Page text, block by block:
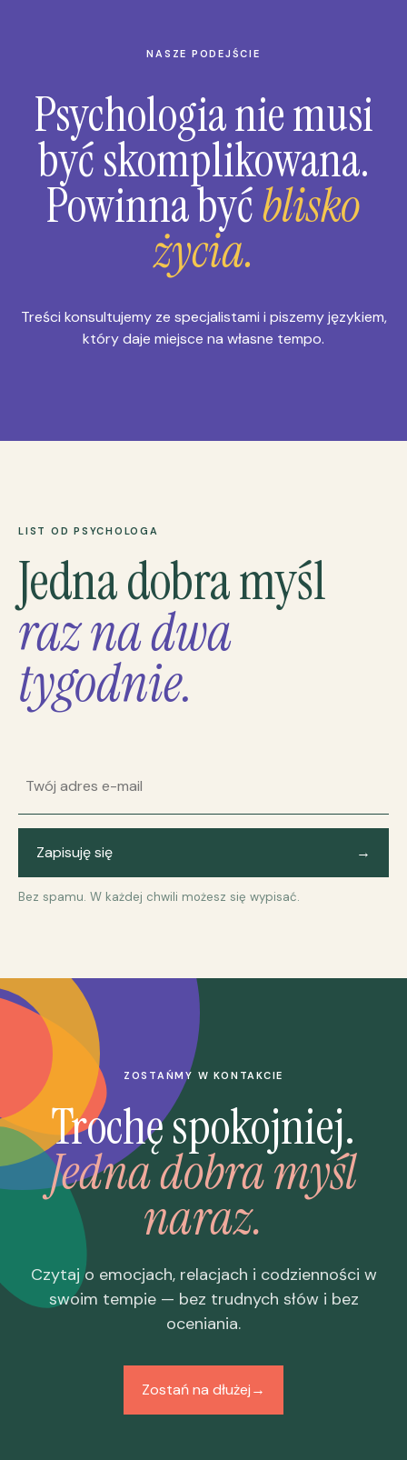
NASZE PODEJŚCIE
Psychologia nie musi
być skomplikowana.
Powinna byćblisko
życia.
Treści konsultujemy ze specjalistami i piszemy językiem,
który daje miejsce na własne tempo.
LIST OD PSYCHOLOGA
Jedna dobra myśl
raz na dwa
tygodnie.
Zapisuję się →
Bez spamu. W każdej chwili możesz się wypisać.
ZOSTAŃMY W KONTAKCIE
Trochę spokojniej.
Jedna dobra myśl
naraz.
Czytaj o emocjach, relacjach i codzienności w
swoim tempie — bez trudnych słów i bez
oceniania.
Zostań na dłużej→